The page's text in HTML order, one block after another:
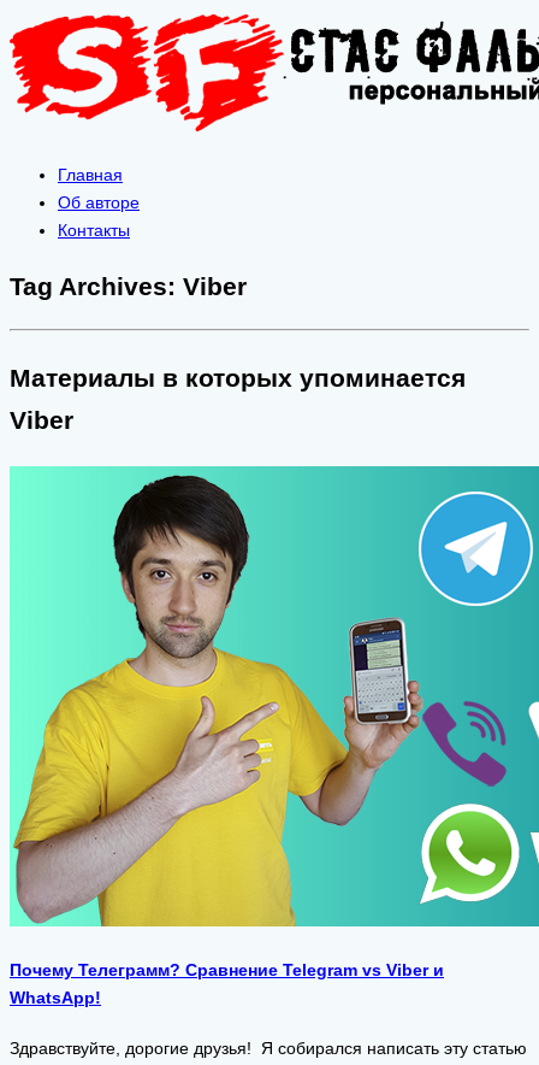
Главная
Об авторе
Контакты
Tag Archives: Viber
Материалы в которых упоминается
Viber
Почему Телеграмм? Сравнение Telegram vs Viber и
WhatsApp!
Здравствуйте, дорогие друзья! Я собирался написать эту статью